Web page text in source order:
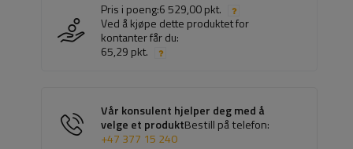
Pris i poeng:6 529,00 pkt.
Ved å kjøpe dette produktet for
kontanter får du:
65,29 pkt.
Vår konsulent hjelper deg med å
velge et produktBestill på telefon:
+47 377 15 240